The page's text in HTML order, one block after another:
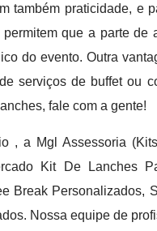
também praticidade, e
que a parte de
do evento. Outra
serviços de buffet ou
fale com a gente!
, a Mgl Assessoria
Kit De Lanches
Break Personalizados,
Nossa equipe de